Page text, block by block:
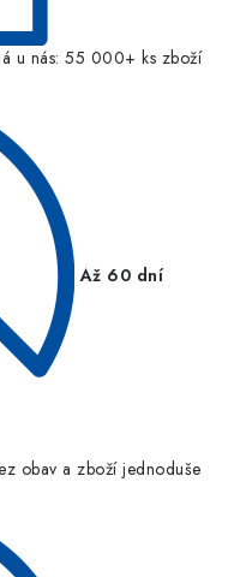
u nás: 55 000+ ks zboží
Až 60 dní
obav a zboží jednoduše